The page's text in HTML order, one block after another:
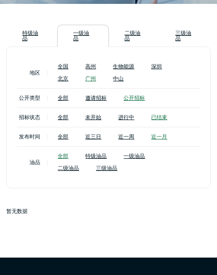
特级油
品
一级油
品
二级油
品
三级油
品
地区
全国 高州 生物能源 深圳
北京 广州 中山
公开类型 全部 邀请招标 公开招标
招标状态 全部 未开始 进行中 已结束
发布时间 全部 近三日 近一周 近一月
油品
全部 特级油品 一级油品
二级油品 三级油品
暂无数据